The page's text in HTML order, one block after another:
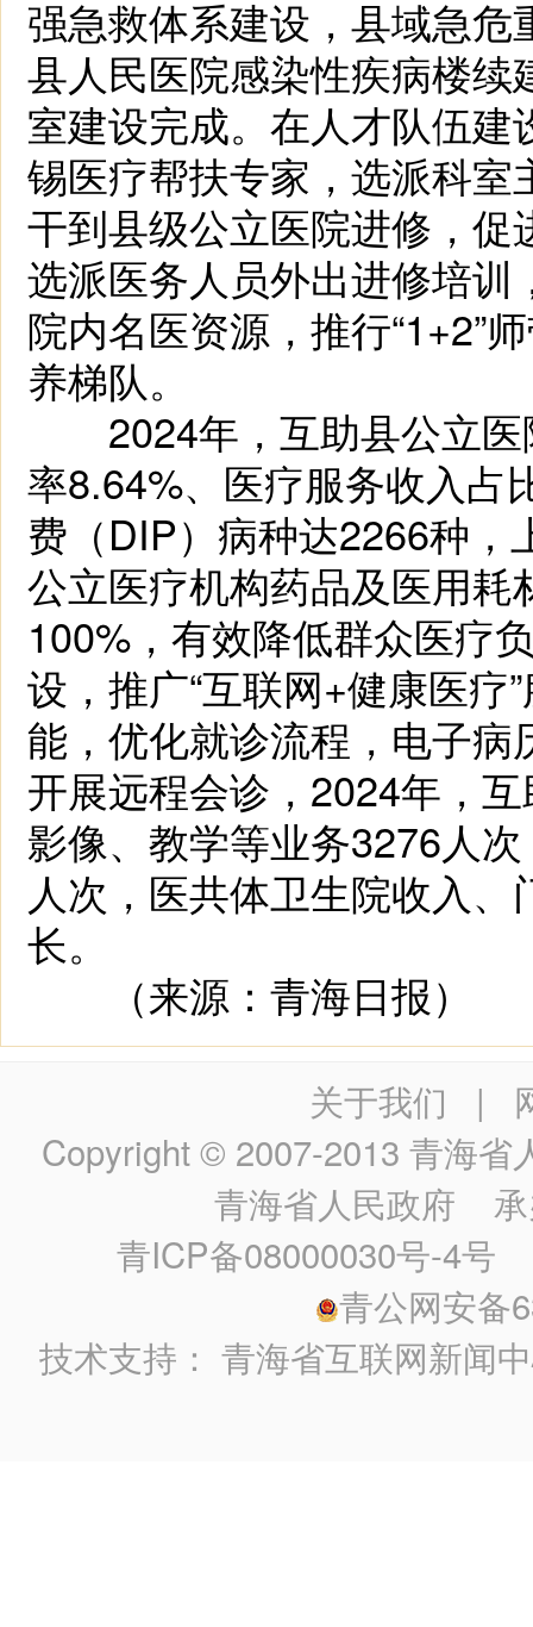
强急救体系建设，县域急
县人民医院感染性疾病楼
室建设完成。在人才队伍
锡医疗帮扶专家，选派科
干到县级公立医院进修，
选派医务人员外出进修培训
院内名医资源，推行“1+2”
养梯队。
2024年，互助县公立医
率8.64%、医疗服务收入占
费（DIP）病种达2266种，
公立医疗机构药品及医用
100%，有效降低群众医疗
设，推广“互联网+健康医疗
能，优化就诊流程，电子
开展远程会诊，2024年，
影像、教学等业务3276人
人次，医共体卫生院收入
长。
（来源：青海日报）
关于我们 |
Copyright © 2007-2013 青海省
青海省人民政府 承
青ICP备08000030号-4号
青公网安备
技术支持：青海省互联网新闻